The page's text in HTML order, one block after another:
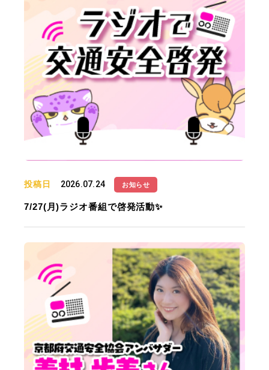
投稿日 2026.07.24 お知らせ
7/27(月)ラジオ番組で啓発活動✨